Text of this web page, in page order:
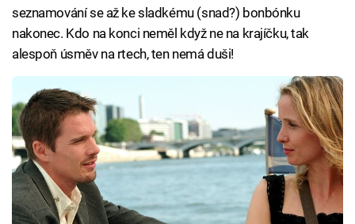
seznamování se až ke sladkému (snad?) bonbónku
nakonec. Kdo na konci neměl když ne na krajíčku, tak
alespoň úsměv na rtech, ten nemá duši!